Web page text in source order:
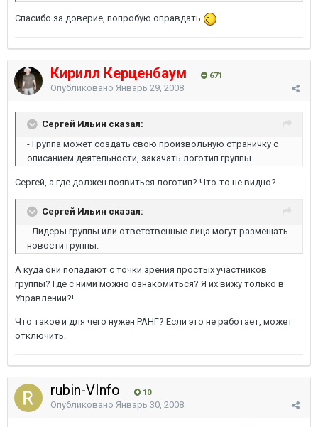
Спасибо за доверие, попробую оправдать
Кирилл Керценбаум 671
Опубликовано Январь 29, 2008
Сергей Ильин сказал:
- Группа может создать свою произвольную страничку с
описанием деятельности, закачать логотип группы.
Сергей, а где должен появиться логотип? Что-то не видно?
Сергей Ильин сказал:
- Лидеры группы или ответственные лица могут размещать
новости группы.
А куда они попадают с точки зрения простых участников
группы? Где с ними можно ознакомиться? Я их вижу только в
Управлении?!
Что такое и для чего нужен РАНГ? Если это не работает, может
отключить.
rubin-VInfo 10
Опубликовано Январь 30, 2008